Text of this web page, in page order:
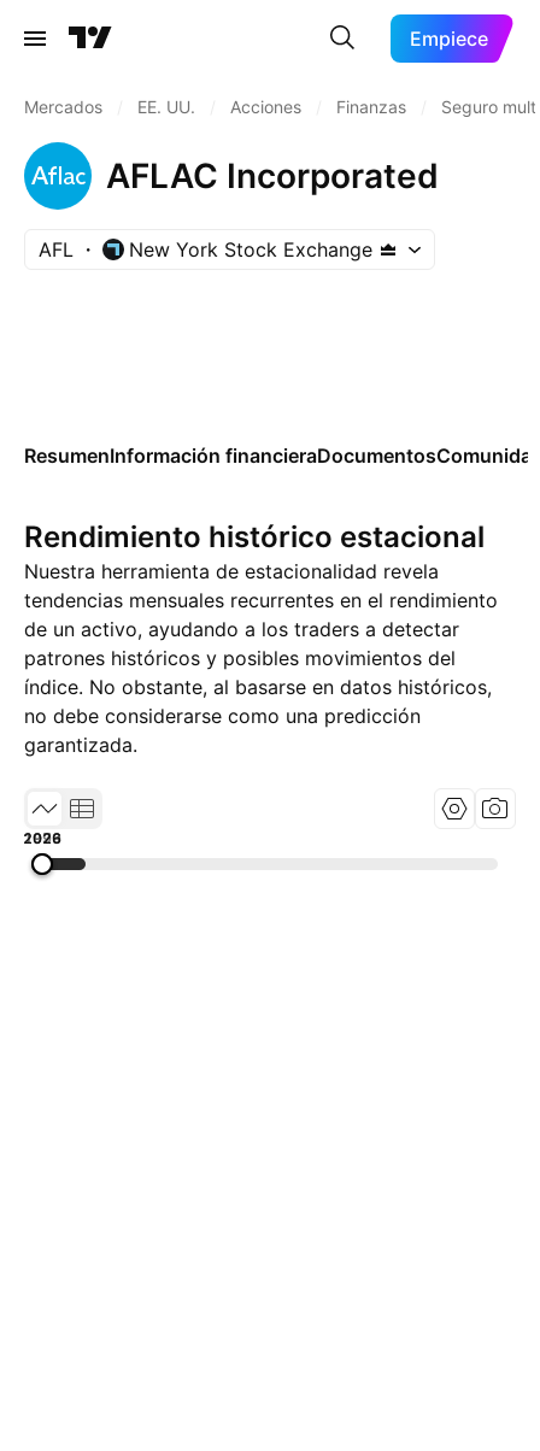
Empiece
Mercados EE. UU. Acciones Finanzas Seguro
AFLAC Incorporated
AFL New York Stock Exchange
ResumenInformación financieraDocumentos
Rendimiento histórico estacional
Nuestra herramienta de estacionalidad revela
tendencias mensuales recurrentes en el rendimiento
de un activo, ayudando a los traders a detectar
patrones históricos y posibles movimientos del
índice. No obstante, al basarse en datos históricos,
no debe considerarse como una predicción
garantizada.
1973
1999
2026